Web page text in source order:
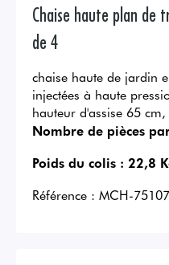
Chaise haute plan de
de 4
chaise haute de jardin
injectées à haute
hauteur d'assise 65 cm,
Nombre de pièces
Poids du colis : 22,8
Référence : MCH-